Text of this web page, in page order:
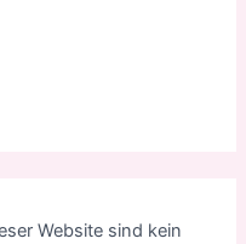
Website sind kein